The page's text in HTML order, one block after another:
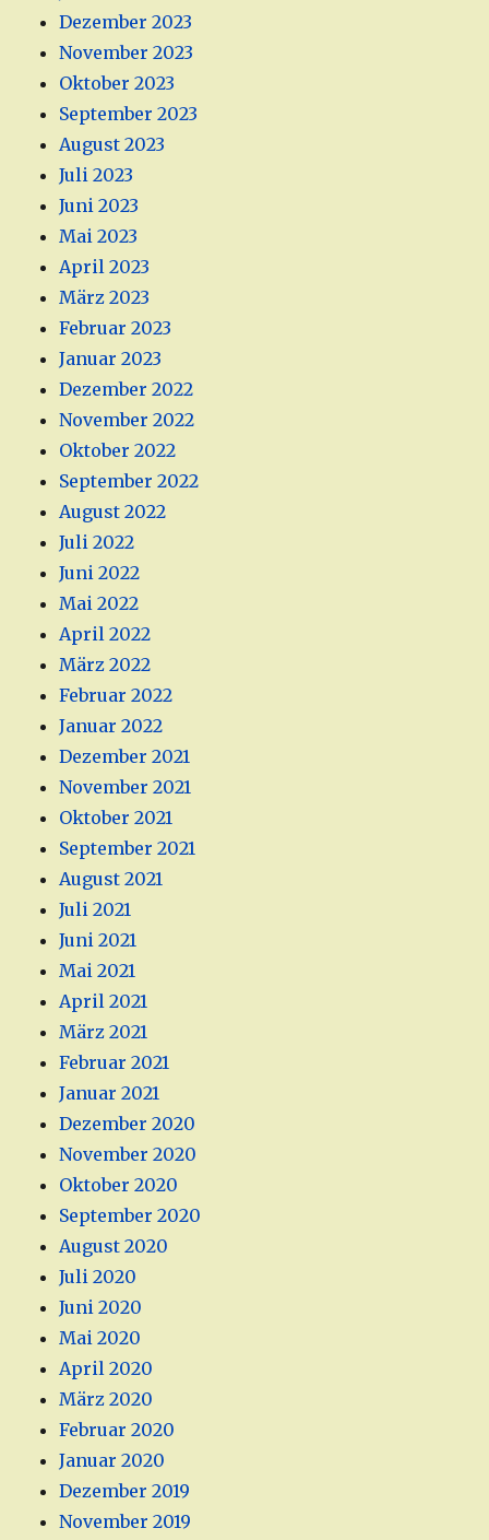
Dezember 2023
November 2023
Oktober 2023
September 2023
August 2023
Juli 2023
Juni 2023
Mai 2023
April 2023
März 2023
Februar 2023
Januar 2023
Dezember 2022
November 2022
Oktober 2022
September 2022
August 2022
Juli 2022
Juni 2022
Mai 2022
April 2022
März 2022
Februar 2022
Januar 2022
Dezember 2021
November 2021
Oktober 2021
September 2021
August 2021
Juli 2021
Juni 2021
Mai 2021
April 2021
März 2021
Februar 2021
Januar 2021
Dezember 2020
November 2020
Oktober 2020
September 2020
August 2020
Juli 2020
Juni 2020
Mai 2020
April 2020
März 2020
Februar 2020
Januar 2020
Dezember 2019
November 2019